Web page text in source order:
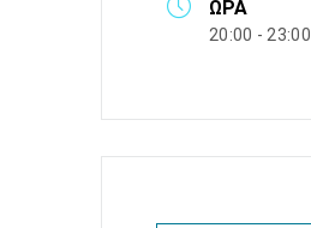
ΏΡΑ
20:00 - 23:00